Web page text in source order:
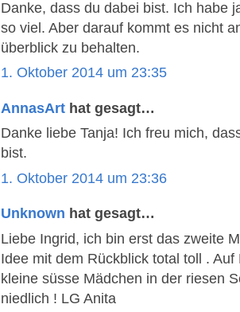
Danke, dass du dabei bist. Ich habe
so viel. Aber darauf kommt es nicht
überblick zu behalten.
1. Oktober 2014 um 23:35
AnnasArt hat gesagt…
Danke liebe Tanja! Ich freu mich,
bist.
1. Oktober 2014 um 23:36
Unknown hat gesagt…
Liebe Ingrid, ich bin erst das zweite
Idee mit dem Rückblick total toll .
kleine süsse Mädchen in der riesen
niedlich ! LG Anita